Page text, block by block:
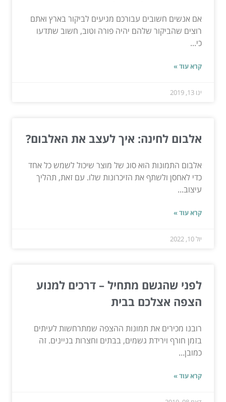
אם אנשים חשובים עבורכם מגיעים לביקור בארץ ואתם
רוצים שהביקור שלהם יהיה פורה וטוב, חשוב שתדעו
כי...
קרא עוד »
ינו 13, 2019
אלבום לחינה: איך לעצב את האלבום?
אלבום התמונות הוא סוג של מוצר שיכול לשמש כל אחד
כדי לאחסן ולשתף את הזיכרונות שלו. עם זאת, תהליך
עיצוב...
קרא עוד »
יול 10, 2022
לפני שהגשם מתחיל – דרכים למנוע
הצפה אצלכם בבית
רובנו מכירים את תמונות ההצפה שמתרחשות לעיתים
בזמן חורף וירידת גשמים, בבתים וחצרות בניינים. זה
כמובן...
קרא עוד »